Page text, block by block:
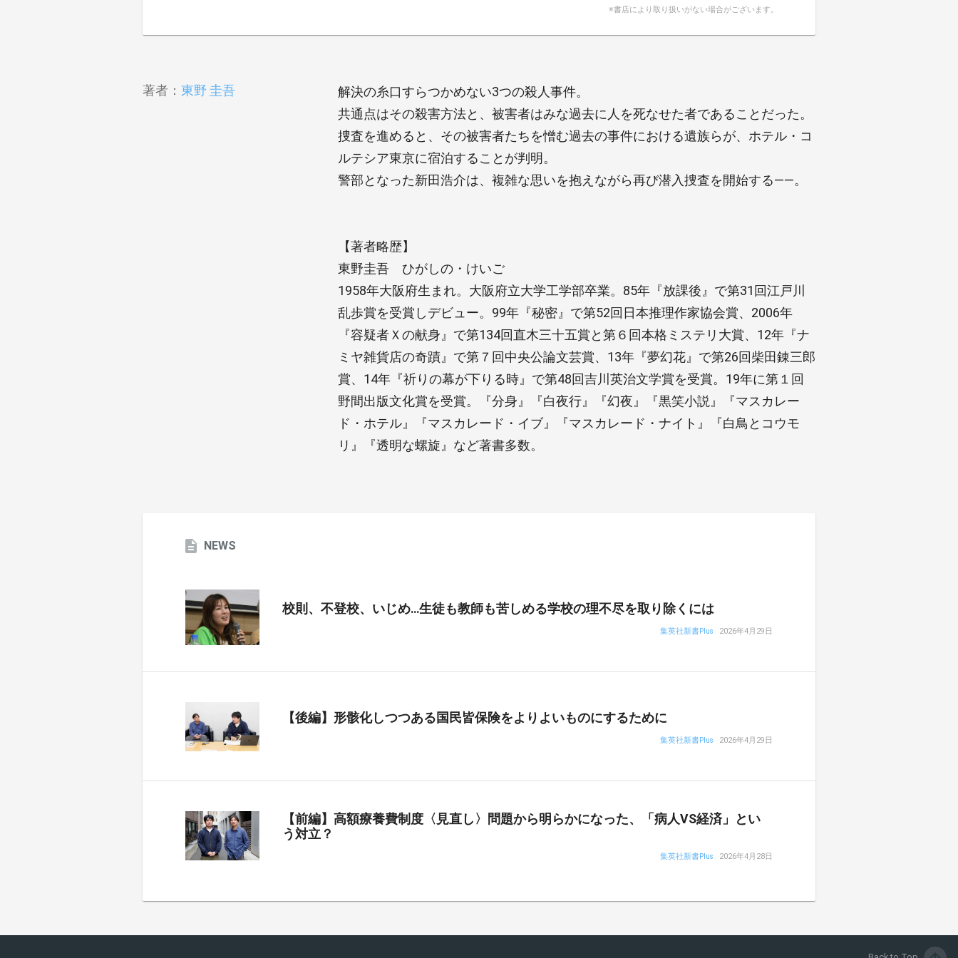
※書店により取り扱いがない場合がございます。
著者： 東野 圭吾
解決の糸口すらつかめない3つの殺人事件。
共通点はその殺害方法と、被害者はみな過去に人を死なせた者であることだった。
捜査を進めると、その被害者たちを憎む過去の事件における遺族らが、ホテル・コ
ルテシア東京に宿泊することが判明。
警部となった新田浩介は、複雑な思いを抱えながら再び潜入捜査を開始する――。
【著者略歴】
東野圭吾 ひがしの・けいご
1958年大阪府生まれ。大阪府立大学工学部卒業。85年『放課後』で第31回江戸川
乱歩賞を受賞しデビュー。99年『秘密』で第52回日本推理作家協会賞、2006年
『容疑者Ｘの献身』で第134回直木三十五賞と第６回本格ミステリ大賞、12年『ナ
ミヤ雑貨店の奇蹟』で第７回中央公論文芸賞、13年『夢幻花』で第26回柴田錬三郎
賞、14年『祈りの幕が下りる時』で第48回吉川英治文学賞を受賞。19年に第１回
野間出版文化賞を受賞。『分身』『白夜行』『幻夜』『黒笑小説』『マスカレー
ド・ホテル』『マスカレード・イブ』『マスカレード・ナイト』『白鳥とコウモ
リ』『透明な螺旋』など著書多数。
NEWS
校則、不登校、いじめ…生徒も教師も苦しめる学校の理不尽を取り除くには
集英社新書Plus 2026年4月29日
【後編】形骸化しつつある国民皆保険をよりよいものにするために
集英社新書Plus 2026年4月29日
【前編】高額療養費制度〈見直し〉問題から明らかになった、「病人VS経済」とい
う対立？
集英社新書Plus 2026年4月28日